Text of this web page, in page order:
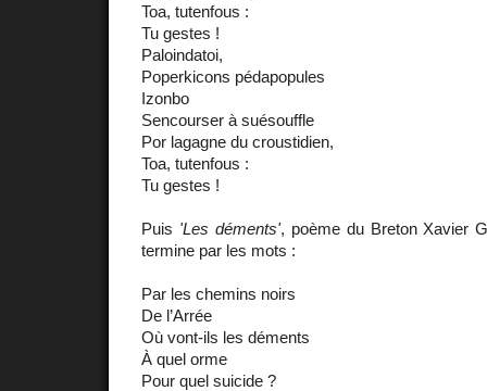
Toa, tutenfous :
Tu gestes !
Paloindatoi,
Poperkicons pédapopules
Izonbo
Sencourser à suésouffle
Por lagagne du croustidien,
Toa, tutenfous :
Tu gestes !
Puis 'Les déments', poème du Breton Xavier
termine par les mots :
Par les chemins noirs
De l’Arrée
Où vont-ils les déments
À quel orme
Pour quel suicide ?